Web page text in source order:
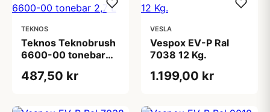
TEKNOS
Teknos Teknobrush
6600-00 tonebar
487,50 kr
VESLA
Vespox EV-P Ral
7038 12 Kg.
1.199,00 kr